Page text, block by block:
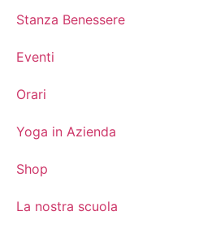
Stanza Benessere
Eventi
Orari
Yoga in Azienda
Shop
La nostra scuola